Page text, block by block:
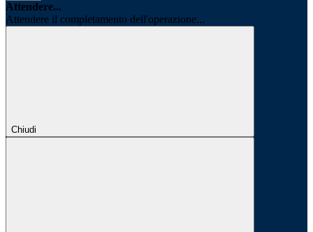
Attendere...
Attendere il completamento dell'operazione...
Chiudi